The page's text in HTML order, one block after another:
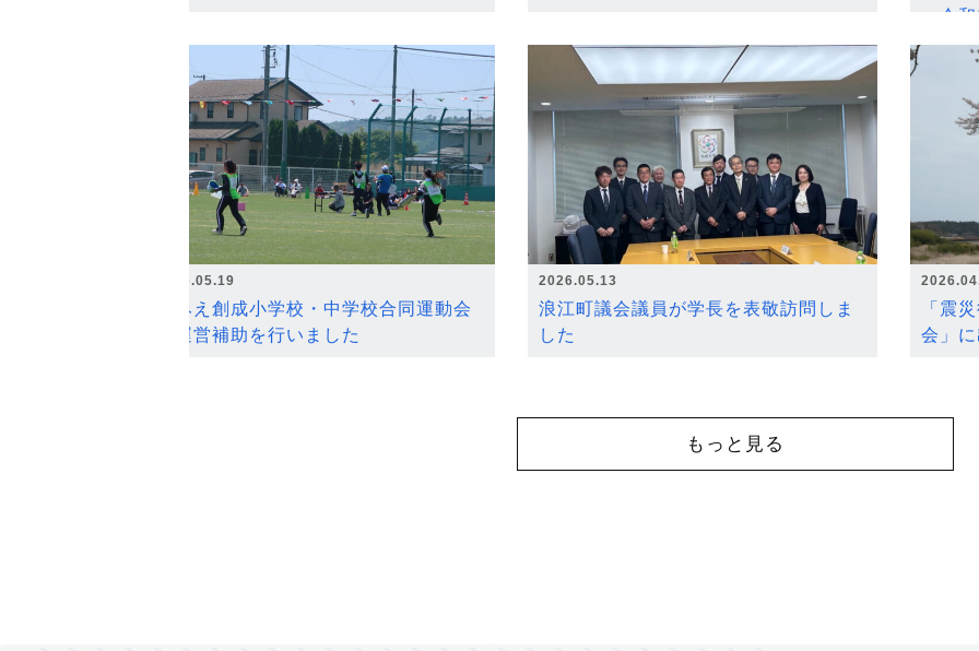
～令
2026.05.19
なみえ創成小学校・中学校合同運動会
の運営補助を行いました
2026.05.13
浪江町議会議員が学長を表敬訪問しま
した
「震
会」
もっと見る